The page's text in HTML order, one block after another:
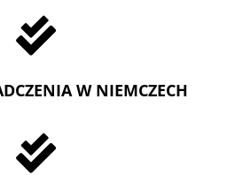

W NIEMCZECH
